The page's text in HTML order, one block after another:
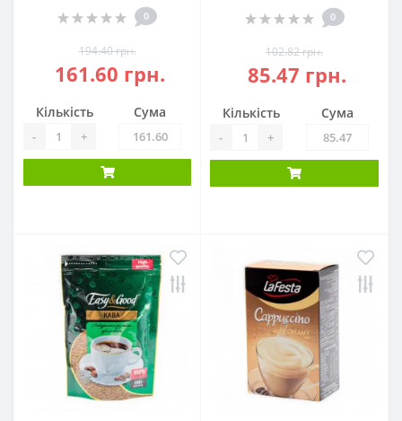
0
194.40 грн.
161.60 грн.
Кількість
- +
Сума
0
102.82 грн.
85.47 грн.
Кількість
- +
Сума